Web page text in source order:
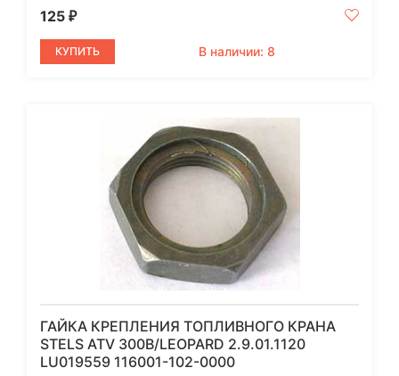
125 ₽
КУПИТЬ В наличии: 8
ГАЙКА КРЕПЛЕНИЯ ТОПЛИВНОГО КРАНА
STELS ATV 300B/LEOPARD 2.9.01.1120
LU019559 116001-102-0000